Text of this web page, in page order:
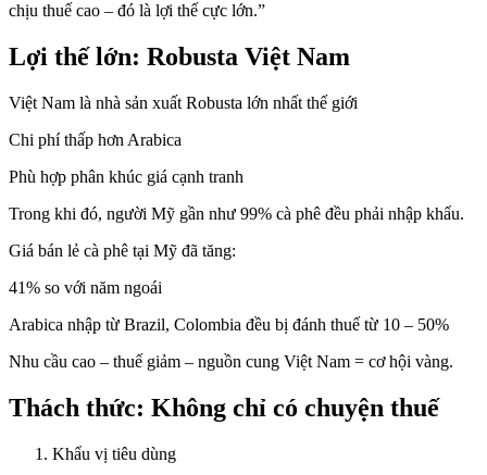
chịu thuế cao – đó là lợi thế cực lớn.”
Lợi thế lớn: Robusta Việt Nam
Việt Nam là nhà sản xuất Robusta lớn nhất thế giới
Chi phí thấp hơn Arabica
Phù hợp phân khúc giá cạnh tranh
Trong khi đó, người Mỹ gần như 99% cà phê đều phải nhập khẩu.
Giá bán lẻ cà phê tại Mỹ đã tăng:
41% so với năm ngoái
Arabica nhập từ Brazil, Colombia đều bị đánh thuế từ 10 – 50%
Nhu cầu cao – thuế giảm – nguồn cung Việt Nam = cơ hội vàng.
Thách thức: Không chỉ có chuyện thuế
Khẩu vị tiêu dùng